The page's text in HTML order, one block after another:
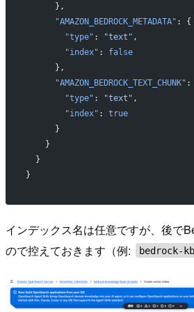
      },
      "AMAZON_BEDROCK_METADATA"
: {
        "type"
: "text" ,
        "index"
: false
      },
      "AMAZON_BEDROCK_TEXT_CHUNK"
:
        "type"
: "text" ,
        "index"
: true
      }
    }
  }
}
インデックス名は任意ですが、後で
ので控えておきます（例:
bedrock-